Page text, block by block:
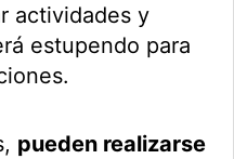
actividades y
estupendo para
pueden realizarse